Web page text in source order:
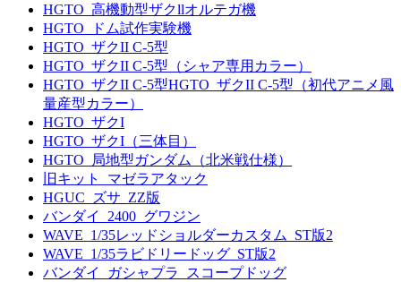
HGTO_高機動型ザクllオルテガ機
HGTO_ドム試作実験機
HGTO_ザクII C-5型
HGTO_ザクII C-5型（シャア専用カラー）
HGTO_ザクII C-5型HGTO_ザクII C-5型（初代アニメ風
量産型カラー）
HGTO_ザクI
HGTO_ザクI（三体目）
HGTO_局地型ガンダム（北米戦仕様）
旧キット_マゼラアタック
HGUC_ズサ_ZZ版
バンダイ_2400_グワジン
WAVE_1/35レッドショルダーカスタム_ST版2
WAVE_1/35ラビドリードッグ_ST版2
バンダイ_ガシャプラ_スコープドッグ